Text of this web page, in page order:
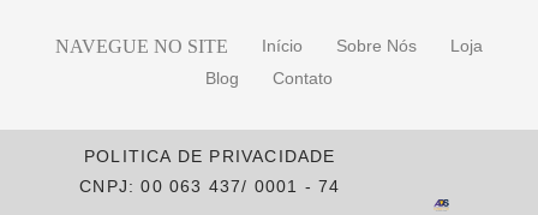
NAVEGUE NO SITE Início Sobre Nós
Loja
Blog
Contato
POLITICA DE PRIVACIDADE
CNPJ: 00 063 437/ 0001 - 74